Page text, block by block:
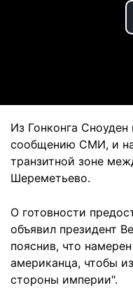
Из Гонконга Сноуден
сообщению СМИ, и
транзитной зоне
Шереметьево.
О готовности
объявил президент
пояснив, что
американца, чтобы
стороны империи".